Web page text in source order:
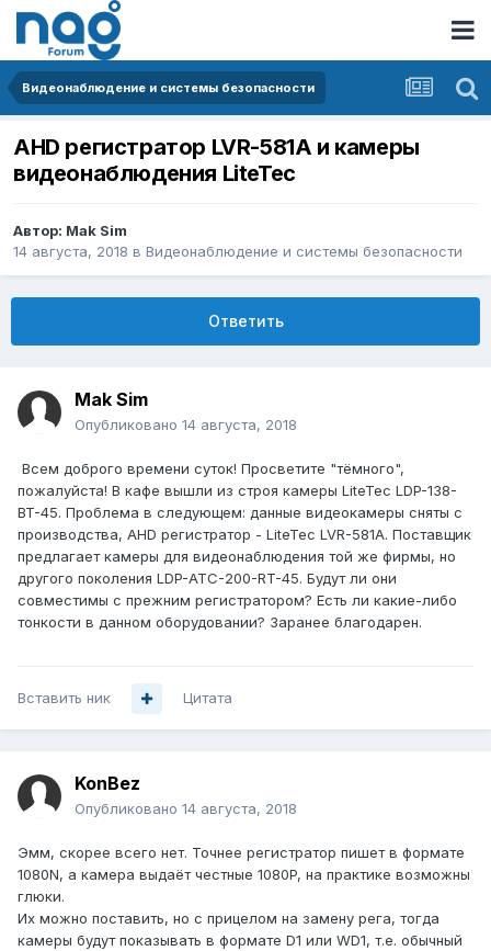
Видеонаблюдение и системы безопасности
AHD регистратор LVR-581A и камеры
видеонаблюдения LiteTec
Автор: Mak Sim
14 августа, 2018 в Видеонаблюдение и системы безопасности
Ответить
Mak Sim
Опубликовано 14 августа, 2018
Всем доброго времени суток! Просветите "тёмного",
пожалуйста! В кафе вышли из строя камеры LiteTec LDP-138-
BT-45. Проблема в следующем: данные видеокамеры сняты с
производства, AHD регистратор - LiteTec LVR-581A. Поставщик
предлагает камеры для видеонаблюдения той же фирмы, но
другого поколения LDP-ATC-200-RT-45. Будут ли они
совместимы с прежним регистратором? Есть ли какие-либо
тонкости в данном оборудовании? Заранее благодарен.
Вставить ник Цитата
KonBez
Опубликовано 14 августа, 2018
Эмм, скорее всего нет. Точнее регистратор пишет в формате
1080N, а камера выдаёт честные 1080P, на практике возможны
глюки.
Их можно поставить, но с прицелом на замену рега, тогда
камеры будут показывать в формате D1 или WD1, т.е. обычный